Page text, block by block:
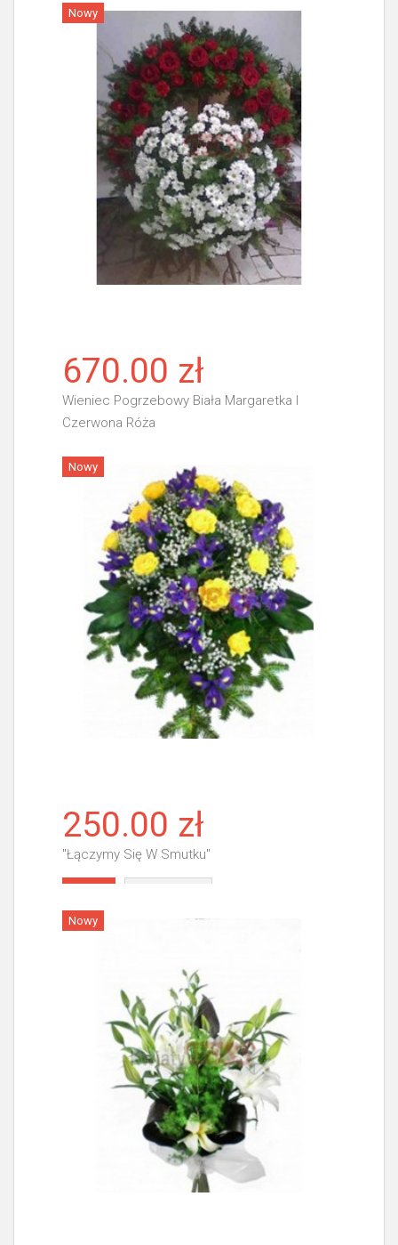
Nowy
670.00 zł
Wieniec Pogrzebowy Biała Margaretka I
Czerwona Róża
Więcej
Nowy
250.00 zł
"Łączymy Się W Smutku"
Nowy